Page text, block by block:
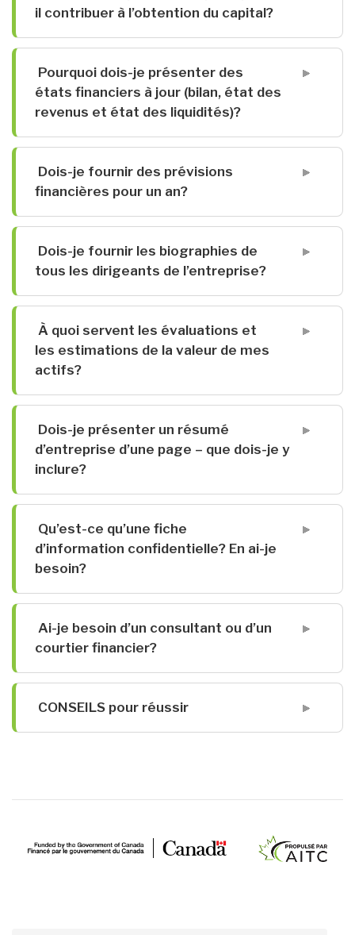
il contribuer à l’obtention du capital?
Pourquoi dois-je présenter des
états financiers à jour (bilan, état des
revenus et état des liquidités)?
Dois-je fournir des prévisions
financières pour un an?
Dois-je fournir les biographies de
tous les dirigeants de l’entreprise?
À quoi servent les évaluations et
les estimations de la valeur de mes
actifs?
Dois-je présenter un résumé
d’entreprise d’une page – que dois-je y
inclure?
Qu’est-ce qu’une fiche
d’information confidentielle? En ai-je
besoin?
Ai-je besoin d’un consultant ou d’un
courtier financier?
CONSEILS pour réussir